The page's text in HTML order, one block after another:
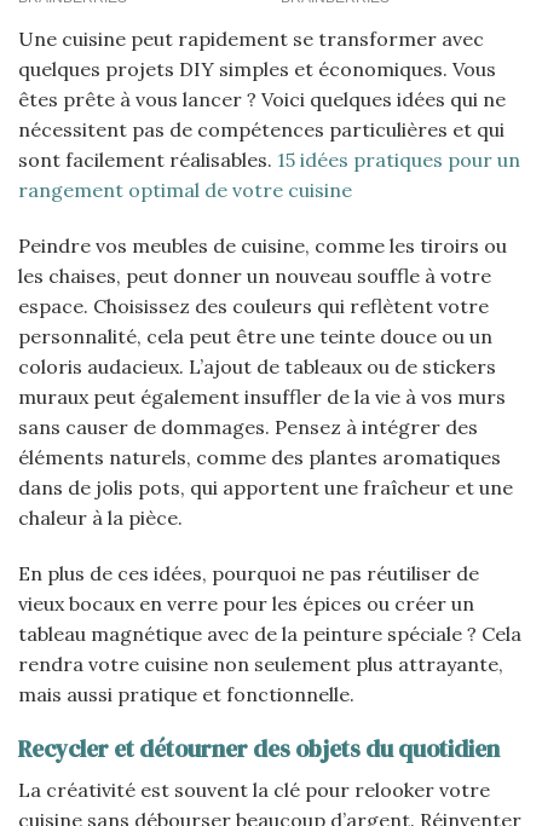
Une cuisine peut rapidement se transformer avec
quelques projets DIY simples et économiques. Vous
êtes prête à vous lancer ? Voici quelques idées qui ne
nécessitent pas de compétences particulières et qui
sont facilement réalisables. 15 idées pratiques pour un
rangement optimal de votre cuisine
Peindre vos meubles de cuisine, comme les tiroirs ou
les chaises, peut donner un nouveau souffle à votre
espace. Choisissez des couleurs qui reflètent votre
personnalité, cela peut être une teinte douce ou un
coloris audacieux. L’ajout de tableaux ou de stickers
muraux peut également insuffler de la vie à vos murs
sans causer de dommages. Pensez à intégrer des
éléments naturels, comme des plantes aromatiques
dans de jolis pots, qui apportent une fraîcheur et une
chaleur à la pièce.
En plus de ces idées, pourquoi ne pas réutiliser de
vieux bocaux en verre pour les épices ou créer un
tableau magnétique avec de la peinture spéciale ? Cela
rendra votre cuisine non seulement plus attrayante,
mais aussi pratique et fonctionnelle.
Recycler et détourner des objets du quotidien
La créativité est souvent la clé pour relooker votre
cuisine sans débourser beaucoup d’argent. Réinventer